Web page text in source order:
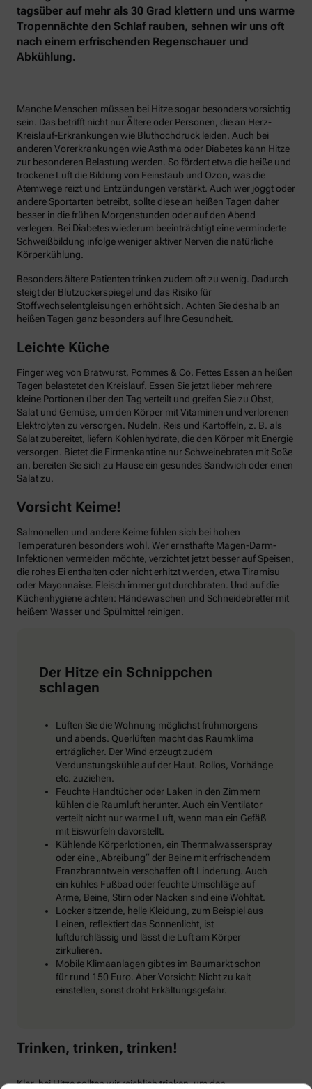
tagsüber auf mehr als 30 Grad klettern und uns warme
Tropennächte den Schlaf rauben, sehnen wir uns oft
nach einem erfrischenden Regenschauer und
Abkühlung.
Manche Menschen müssen bei Hitze sogar besonders vorsichtig
sein. Das betrifft nicht nur Ältere oder Personen, die an Herz-
Kreislauf-Erkrankungen wie Bluthochdruck leiden. Auch bei
anderen Vorerkrankungen wie Asthma oder Diabetes kann Hitze
zur besonderen Belastung werden. So fördert etwa die heiße und
trockene Luft die Bildung von Feinstaub und Ozon, was die
Atemwege reizt und Entzündungen verstärkt. Auch wer joggt oder
andere Sportarten betreibt, sollte diese an heißen Tagen daher
besser in die frühen Morgenstunden oder auf den Abend
verlegen. Bei Diabetes wiederum beeinträchtigt eine verminderte
Schweißbildung infolge weniger aktiver Nerven die natürliche
Körperkühlung.
Besonders ältere Patienten trinken zudem oft zu wenig. Dadurch
steigt der Blutzuckerspiegel und das Risiko für
Stoffwechselentgleisungen erhöht sich. Achten Sie deshalb an
heißen Tagen ganz besonders auf Ihre Gesundheit.
Leichte Küche
Finger weg von Bratwurst, Pommes & Co. Fettes Essen an heißen
Tagen belastetet den Kreislauf. Essen Sie jetzt lieber mehrere
kleine Portionen über den Tag verteilt und greifen Sie zu Obst,
Salat und Gemüse, um den Körper mit Vitaminen und verlorenen
Elektrolyten zu versorgen. Nudeln, Reis und Kartoffeln, z. B. als
Salat zubereitet, liefern Kohlenhydrate, die den Körper mit Energie
versorgen. Bietet die Firmenkantine nur Schweinebraten mit Soße
an, bereiten Sie sich zu Hause ein gesundes Sandwich oder einen
Salat zu.
Vorsicht Keime!
Salmonellen und andere Keime fühlen sich bei hohen
Temperaturen besonders wohl. Wer ernsthafte Magen-Darm-
Infektionen vermeiden möchte, verzichtet jetzt besser auf Speisen,
die rohes Ei enthalten oder nicht erhitzt werden, etwa Tiramisu
oder Mayonnaise. Fleisch immer gut durchbraten. Und auf die
Küchenhygiene achten: Händewaschen und Schneidebretter mit
heißem Wasser und Spülmittel reinigen.
Der Hitze ein Schnippchen
schlagen
Lüften Sie die Wohnung möglichst frühmorgens
und abends. Querlüften macht das Raumklima
erträglicher. Der Wind erzeugt zudem
Verdunstungskühle auf der Haut. Rollos, Vorhänge
etc. zuziehen.
Feuchte Handtücher oder Laken in den Zimmern
kühlen die Raumluft herunter. Auch ein Ventilator
verteilt nicht nur warme Luft, wenn man ein Gefäß
mit Eiswürfeln davorstellt.
Kühlende Körperlotionen, ein Thermalwasserspray
oder eine „Abreibung“ der Beine mit erfrischendem
Franzbranntwein verschaffen oft Linderung. Auch
ein kühles Fußbad oder feuchte Umschläge auf
Arme, Beine, Stirn oder Nacken sind eine Wohltat.
Locker sitzende, helle Kleidung, zum Beispiel aus
Leinen, reflektiert das Sonnenlicht, ist
luftdurchlässig und lässt die Luft am Körper
zirkulieren.
Mobile Klimaanlagen gibt es im Baumarkt schon
für rund 150 Euro. Aber Vorsicht: Nicht zu kalt
einstellen, sonst droht Erkältungsgefahr.
Trinken, trinken, trinken!
Klar, bei Hitze sollten wir reichlich trinken, um den